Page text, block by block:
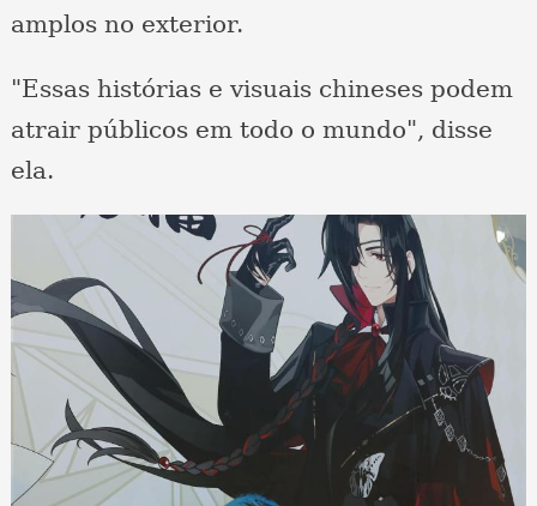
amplos no exterior.
"Essas histórias e visuais chineses podem
atrair públicos em todo o mundo", disse
ela.